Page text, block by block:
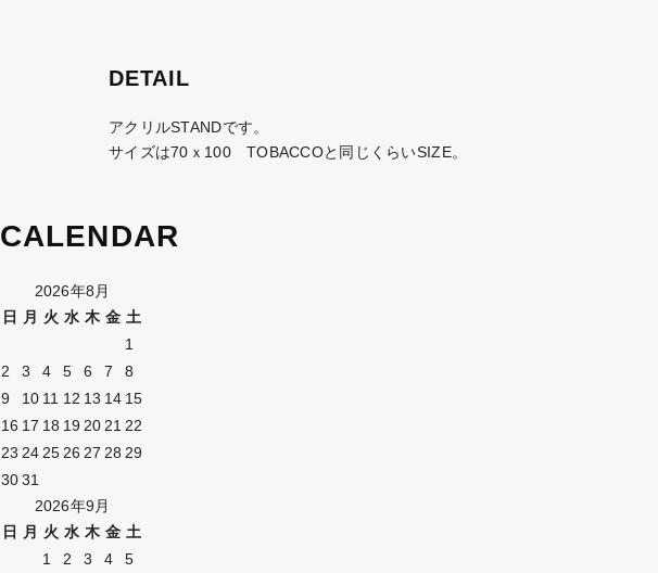
DETAIL
アクリルSTANDです。
サイズは70ｘ100 TOBACCOと同じくらいSIZE。
CALENDAR
2026年8月
日
月 火 水 木 金 土
1
2
3 4 5 6 7
8
9
10 11 12 13 14 15
16 17 18 19 20 21 22
23 24 25 26 27 28 29
3031
2026年9月
日
月 火 水 木 金 土
1
2 3 4 5